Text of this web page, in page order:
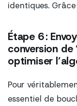
identiques. Grâce
Étape 6 :
conversion de
optimiser
Pour
essentiel de